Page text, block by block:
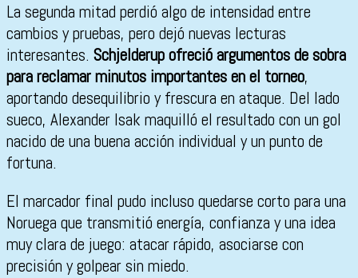
La segunda mitad perdió algo de intensidad entre
cambios y pruebas, pero dejó nuevas lecturas
interesantes. Schjelderup ofreció argumentos de sobra
para reclamar minutos importantes en el torneo,
aportando desequilibrio y frescura en ataque. Del lado
sueco, Alexander Isak maquilló el resultado con un gol
nacido de una buena acción individual y un punto de
fortuna.
El marcador final pudo incluso quedarse corto para una
Noruega que transmitió energía, confianza y una idea
muy clara de juego: atacar rápido, asociarse con
precisión y golpear sin miedo.